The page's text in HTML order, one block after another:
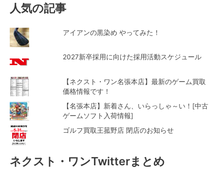
人気の記事
アイアンの黒染め やってみた！
2027新卒採用に向けた採用活動スケジュール
【ネクスト・ワン名張本店】最新のゲーム買取
価格情報です！
【名張本店】新着さん、いらっしゃ～い！[中古
ゲームソフト入荷情報]
ゴルフ買取王菰野店 閉店のお知らせ
ネクスト・ワンTwitterまとめ